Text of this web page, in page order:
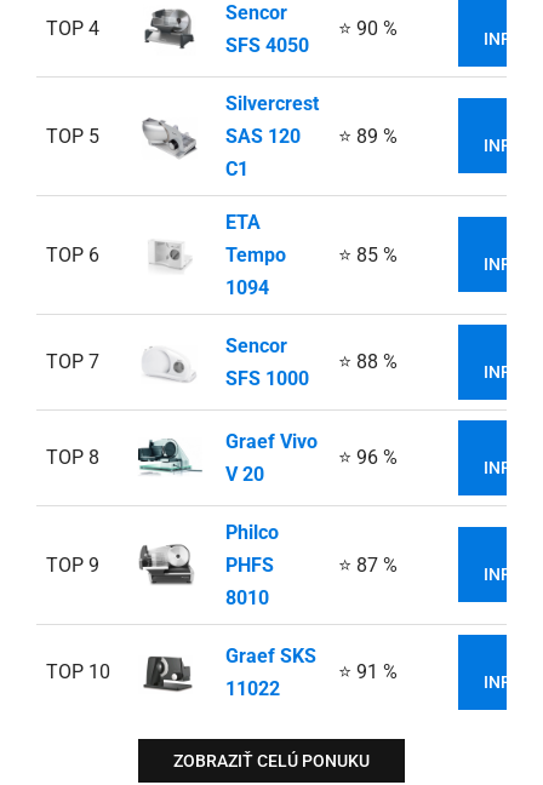
TOP 4
Sencor
SFS 4050
⭐ 90 %
TOP 5
Silvercrest
SAS 120
C1
⭐ 89 %
TOP 6
ETA
Tempo
1094
⭐ 85 %
TOP 7
Sencor
SFS 1000
⭐ 88 %
TOP 8
Graef Vivo
V 20
⭐ 96 %
TOP 9
Philco
PHFS
8010
⭐ 87 %
TOP 10
Graef SKS
11022
⭐ 91 %
ZOBRAZIŤ CELÚ PONUKU